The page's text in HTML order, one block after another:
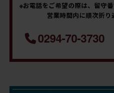
※お電話をご希望の際は、留守
営業時間内に順次折
0294-70-3730